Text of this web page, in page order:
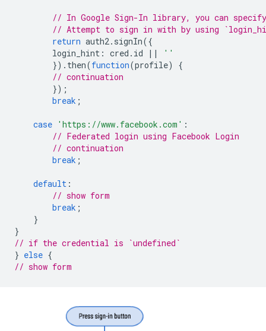
// In Google Sign-In library, you can
// Attempt to sign in with by using
return auth2 . signIn({
login_hint : cred . id ||
''
}). then(function(profile)
{
// continuation
});
break ;
case 'https://www.facebook.com' :
// Federated login using Facebook Login
// continuation
break ;
default :
// show form
break ;
}
}
// if the credential is `undefined`
} else {
// show form